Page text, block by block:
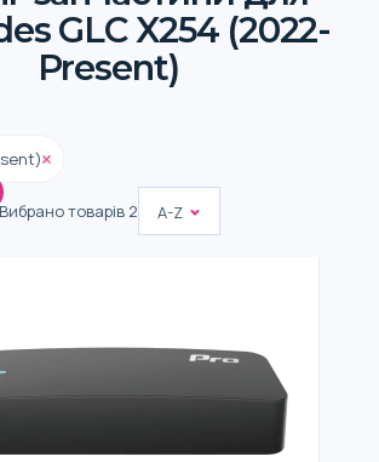
GLC X254 (2022-
Present)
Вибрано товарів 2 A-Z